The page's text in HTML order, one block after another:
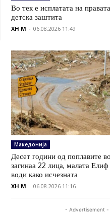
Во тек е исплатата на
детска заштита
XH M - 06.08.2026 11:49
Македонија
Десет години од поплавите
загинаа 22 лица, малата
води како исчезната
XH M - 06.08.2026 11:16
- Advertisement -